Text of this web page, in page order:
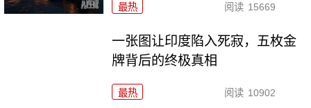
最热 阅读 15669
一张图让印度陷入死寂，五枚金
牌背后的终极真相
最热 阅读 10902